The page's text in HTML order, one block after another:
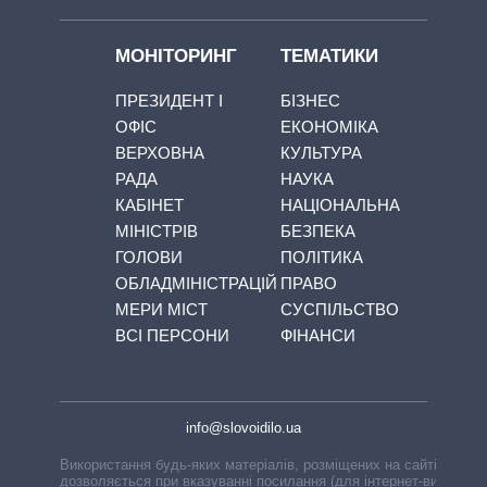
МОНІТОРИНГ
ПРЕЗИДЕНТ І
ОФІС
ВЕРХОВНА
РАДА
КАБІНЕТ
МІНІСТРІВ
ГОЛОВИ
ОБЛАДМІНІСТРАЦІЙ
МЕРИ МІСТ
ВСІ ПЕРСОНИ
ТЕМАТИКИ
БІЗНЕС
ЕКОНОМІКА
КУЛЬТУРА
НАУКА
НАЦІОНАЛЬНА
БЕЗПЕКА
ПОЛІТИКА
ПРАВО
СУСПІЛЬСТВО
ФІНАНСИ
info@slovoidilo.ua
Використання будь-яких матеріалів, розміщених на сайті,
дозволяється при вказуванні посилання (для інтернет-видань